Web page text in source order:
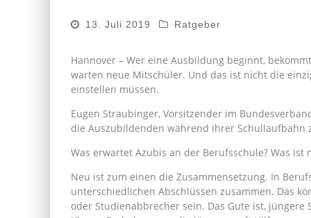
13. Juli 2019 Ratgeber
Hannover – Wer eine Ausbildung beginnt,
warten neue Mitschüler. Und das ist nicht die
einstellen müssen.
Eugen Straubinger, Vorsitzender im
die Auszubildenden während ihrer Schullaufbahn
Was erwartet Azubis an der Berufsschule? Was ist
Neu ist zum einen die Zusammensetzung. In
unterschiedlichen Abschlüssen zusammen. Das
oder Studienabbrecher sein. Das Gute ist,